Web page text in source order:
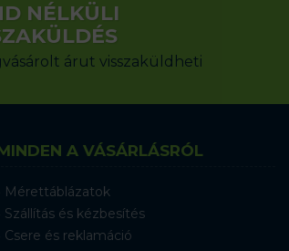
NÉLKÜLI
árut visszaküldheti
A VÁSÁRLÁSRÓL
Mérettáblázatok
Szállítás és kézbesítés
Csere és reklamáció